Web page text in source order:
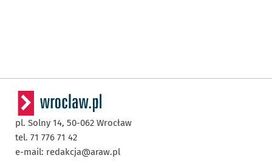
pl. Solny 14, 50-062 Wrocław
tel. 71 776 71 42
e-mail: redakcja@araw.pl